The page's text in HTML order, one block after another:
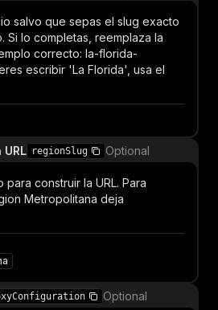
salvo que sepas el slug exacto
Si lo completas, reemplaza la
correcto: la-florida-
escribir 'La Florida', usa el
regionSlug Optional
construir la URL. Para
Metropolitana deja
Optional